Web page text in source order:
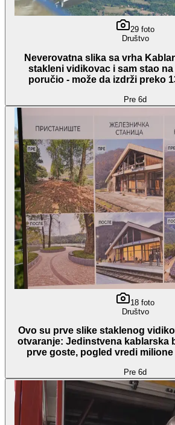
29 foto
Društvo
Neverovatna slika sa vrha
stakleni vidikovac i sam stao
poručio - može da izdrži preko
Pre 6d
18 foto
Društvo
Ovo su prve slike staklenog
otvaranje: Jedinstvena kablarska
prve goste, pogled vredi milione
Pre 6d